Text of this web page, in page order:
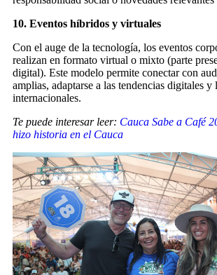
10. Eventos híbridos y virtuales
Con el auge de la tecnología, los eventos
realizan en formato virtual o mixto (parte
digital). Este modelo permite conectar con
amplias, adaptarse a las tendencias digitales
internacionales.
Te puede interesar leer: Cauca Sabe a Café
hizo historia en el Cauca